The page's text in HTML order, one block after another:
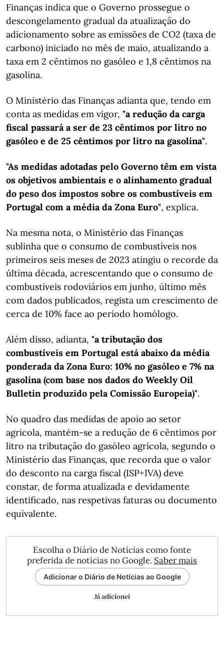
Finanças indica que o Governo prossegue o
descongelamento gradual da atualização do
adicionamento sobre as emissões de CO2 (taxa de
carbono) iniciado no mês de maio, atualizando a
taxa em 2 cêntimos no gasóleo e 1,8 cêntimos na
gasolina.
O Ministério das Finanças adianta que, tendo em
conta as medidas em vigor, "a redução da carga
fiscal passará a ser de 23 cêntimos por litro no
gasóleo e de 25 cêntimos por litro na gasolina".
"As medidas adotadas pelo Governo têm em vista
os objetivos ambientais e o alinhamento gradual
do peso dos impostos sobre os combustíveis em
Portugal com a média da Zona Euro", explica.
Na mesma nota, o Ministério das Finanças
sublinha que o consumo de combustíveis nos
primeiros seis meses de 2023 atingiu o recorde da
última década, acrescentando que o consumo de
combustíveis rodoviários em junho, último mês
com dados publicados, regista um crescimento de
cerca de 10% face ao período homólogo.
Além disso, adianta, "a tributação dos
combustíveis em Portugal está abaixo da média
ponderada da Zona Euro: 10% no gasóleo e 7% na
gasolina (com base nos dados do Weekly Oil
Bulletin produzido pela Comissão Europeia)".
No quadro das medidas de apoio ao setor
agrícola, mantém-se a redução de 6 cêntimos por
litro na tributação do gasóleo agrícola, segundo o
Ministério das Finanças, que recorda que o valor
do desconto na carga fiscal (ISP+IVA) deve
constar, de forma atualizada e devidamente
identificado, nas respetivas faturas ou documento
equivalente.
Escolha o Diário de Notícias como fonte
preferida de notícias no Google. Saber mais
Adicionar o Diário de Notícias ao Google
Já adicionei